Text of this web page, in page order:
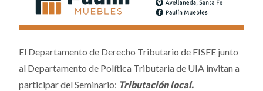
El Departamento de Derecho Tributario de FISFE junto
al Departamento de Política Tributaria de UIA invitan a
participar del Seminario: Tributación local.